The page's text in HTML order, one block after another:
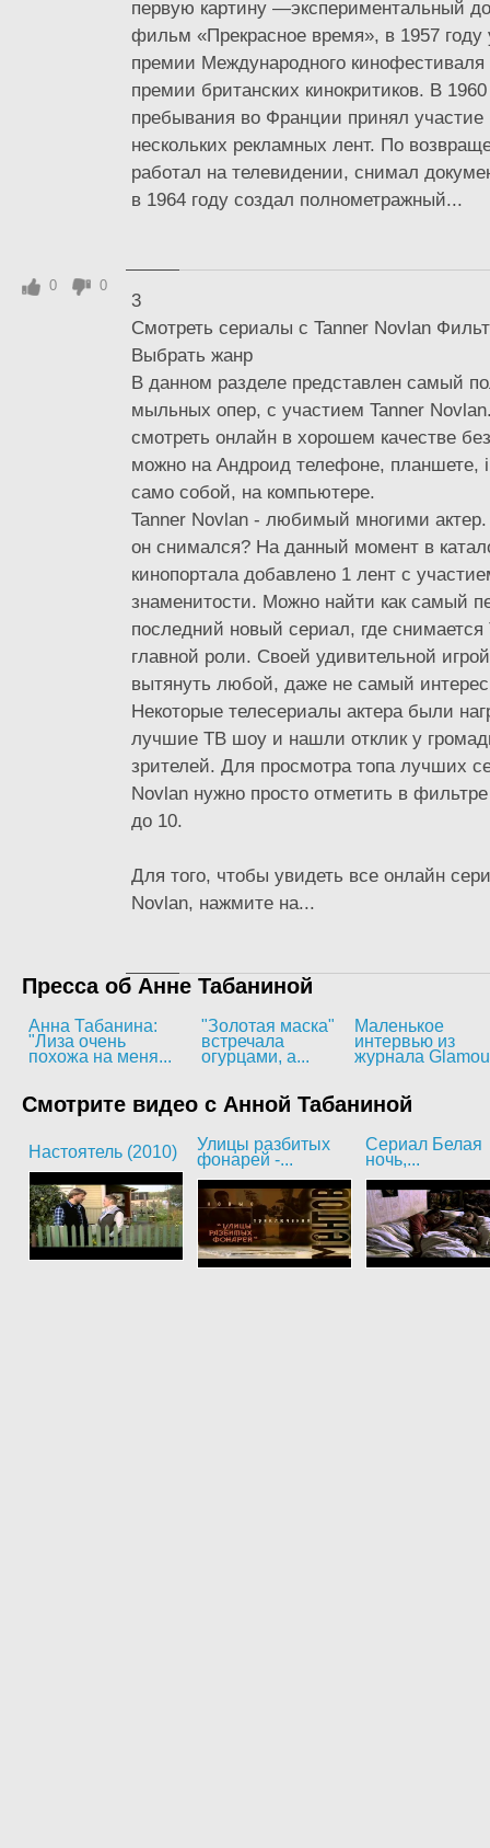
первую картину —экспериментальный
фильм «Прекрасное время», в 1957 году
премии Международного
премии британских кинокритиков. В
пребывания во Франции принял участие
нескольких рекламных лент. По
работал на телевидении, снимал
в 1964 году создал полнометражный...
3
Смотреть сериалы с Tanner Novlan
Выбрать жанр
В данном разделе представлен самый
мыльных опер, с участием Tanner
смотреть онлайн в хорошем качестве
можно на Андроид телефоне, планшете,
само собой, на компьютере.
Tanner Novlan - любимый многими актер.
он снимался? На данный момент в
кинопортала добавлено 1 лент с
знаменитости. Можно найти как самый
последний новый сериал, где снимается
главной роли. Своей удивительной
вытянуть любой, даже не самый
Некоторые телесериалы актера были
лучшие ТВ шоу и нашли отклик у
зрителей. Для просмотра топа лучших
Novlan нужно просто отметить в
до 10.
Для того, чтобы увидеть все онлайн
Novlan, нажмите на...
0 0
Пресса об Анне Табаниной
Анна Табанина:
"Лиза очень
похожа на меня...
"Золотая маска"
встречала
огурцами, а...
Маленькое
интервью из
журнала
Смотрите видео с Анной Табаниной
Настоятель (2010)
Улицы разбитых
фонарей -...
Сериал Белая
ночь,...